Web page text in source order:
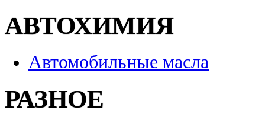
АВТОХИМИЯ
Автомобильные масла
РАЗНОЕ